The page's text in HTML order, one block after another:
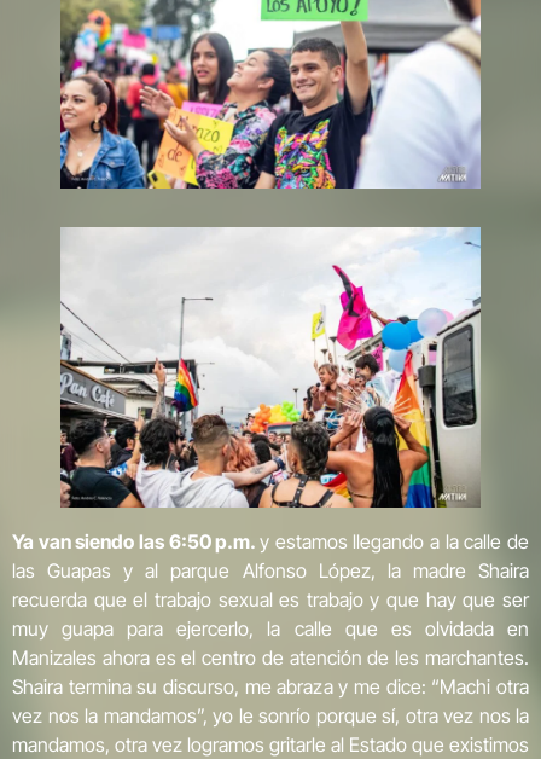
Ya van siendo las 6:50 p.m. y estamos llegando a la calle de
las Guapas y al parque Alfonso López, la madre Shaira
recuerda que el trabajo sexual es trabajo y que hay que ser
muy guapa para ejercerlo, la calle que es olvidada en
Manizales ahora es el centro de atención de les marchantes.
Shaira termina su discurso, me abraza y me dice: “Machi otra
vez nos la mandamos”, yo le sonrío porque sí, otra vez nos la
mandamos, otra vez logramos gritarle al Estado que existimos